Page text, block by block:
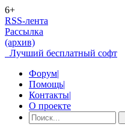
6+
RSS-лента
Рассылка
(архив)
Лучший бесплатный софт
Форум|
Помощь|
Контакты|
О проекте